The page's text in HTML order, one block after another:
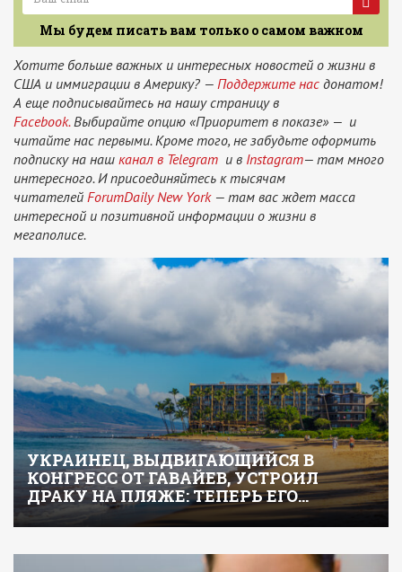
Мы будем писать вам только о самом важном
Хотите больше важных и интересных новостей о жизни в
США и иммиграции в Америку? — Поддержите нас донатом!
А еще подписывайтесь на нашу страницу в
Facebook.Выбирайте опцию «Приоритет в показе» — и
читайте нас первыми. Кроме того, не забудьте оформить
подписку на наш канал в Telegram и в Instagram— там много
интересного. И присоединяйтесь к тысячам
читателей ForumDaily New York— там вас ждет масса
интересной и позитивной информации о жизни в
мегаполисе.
УКРАИНЕЦ, ВЫДВИГАЮЩИЙСЯ В
КОНГРЕСС ОТ ГАВАЙЕВ, УСТРОИЛ
ДРАКУ НА ПЛЯЖЕ: ТЕПЕРЬ ЕГО…